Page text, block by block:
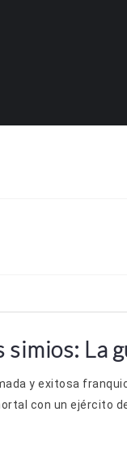
simios: La
y exitosa
con un ejército